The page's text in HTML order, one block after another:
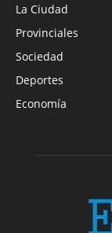
La Ciudad
Provinciales
Sociedad
Deportes
Economía